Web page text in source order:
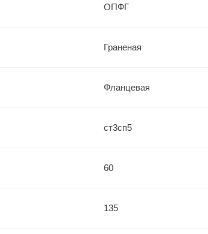
ОПФГ
Граненая
Фланцевая
ст3сп5
60
135